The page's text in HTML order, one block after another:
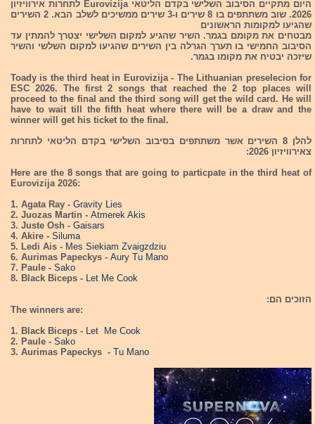
היום מתקיים הסיבוב השלישי בקדם הליטאי Eurovizija לתחרות אירוויזיון
2026. שוב משתתפים בו 8 שירים ו-3 שירים ממשיכים לשלב הבא. 2 השירים
שהגיעו למקומות הראשונים
מבטחים את מקומם בגמר. השיר שהגיע למקום השלישי יצטרך להמתין עד
הסיבוב החמישי בו תערך הגרלה בין השירים שהגיעו למקום השלשי והשיר
שיזכה יבטיח את מקומו בגמר.
Toady is the third heat in Eurovizija - The Lithuanian preselecion for
ESC 2026. The first 2 songs that reached the 2 top places will
proceed to the final and the third song will get the wild card. He will
have to wait till the fifth heat where there will be a draw and the
winner will get his ticket to the final.
להלן 8 השירים אשר משתתפים בסיבוב השלישי בקדם הליטאי לתחרות
צאירוויזיון 2026:
Here are the 8 songs that are going to particpate in the third heat of
Eurovizija 2026:
1. Agata Ray - Gravity Lies
2. Juozas Martin - Atmerek Akis
3. Juste Osh - Gaisars
4. Akire - Siluma
5. Ledi Ais - Mes Siekiam Zvaigzdziu
6. Aurimas Papeckys - Aury Tu Mano
7. Paule - Sako
8. Black Biceps -
Let Me Cook
הזוכים הם:
The winners are:
1. Black Biceps - Let Me Cook
2. Paule - Sako
3. Aurimas Papeckys - Tu Mano